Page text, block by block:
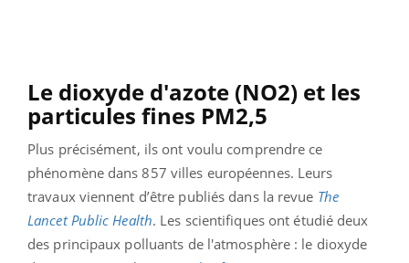
Le dioxyde d'azote (NO2) et les
particules fines PM2,5
Plus précisément, ils ont voulu comprendre ce
phénomène dans 857 villes européennes. Leurs
travaux viennent d’être publiés dans la revue The
Lancet Public Health. Les scientifiques ont étudié deux
des principaux polluants de l'atmosphère : le dioxyde